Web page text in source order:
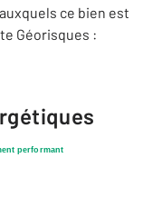
ce bien est
Géorisques :
performant